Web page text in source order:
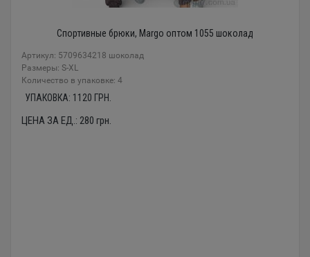
Спортивные брюки, Margo оптом 1055 шоколад
Артикул: 5709634218 шоколад
Размеры: S-XL
Количество в упаковке: 4
УПАКОВКА: 1120 ГРН.
ЦЕНА ЗА ЕД.: 280 грн.